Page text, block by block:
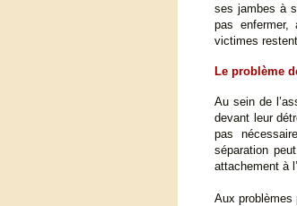
ses jambes à
pas enfermer,
victimes
Le problème
Au sein de
devant leur
pas
séparation
attachement à
Aux problèmes